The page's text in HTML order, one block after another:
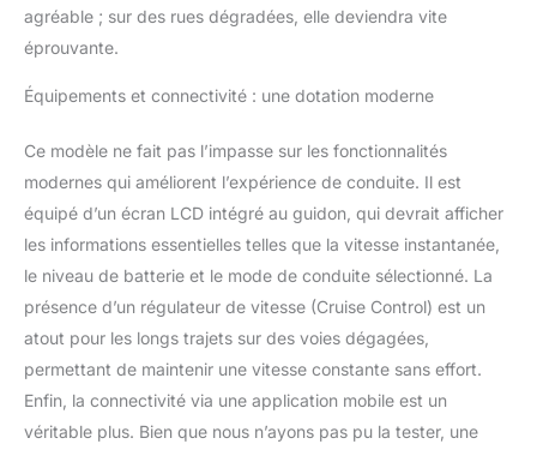
exigences, veuillez nous
heures
agréable ; sur des rues dégradées, elle deviendra vite
éprouvante.
Équipements et connectivité : une dotation moderne
Ce modèle ne fait pas l’impasse sur les fonctionnalités
modernes qui améliorent l’expérience de conduite. Il est
équipé d’un écran LCD intégré au guidon, qui devrait afficher
les informations essentielles telles que la vitesse instantanée,
le niveau de batterie et le mode de conduite sélectionné. La
présence d’un régulateur de vitesse (Cruise Control) est un
atout pour les longs trajets sur des voies dégagées,
permettant de maintenir une vitesse constante sans effort.
Enfin, la connectivité via une application mobile est un
véritable plus. Bien que nous n’ayons pas pu la tester, une